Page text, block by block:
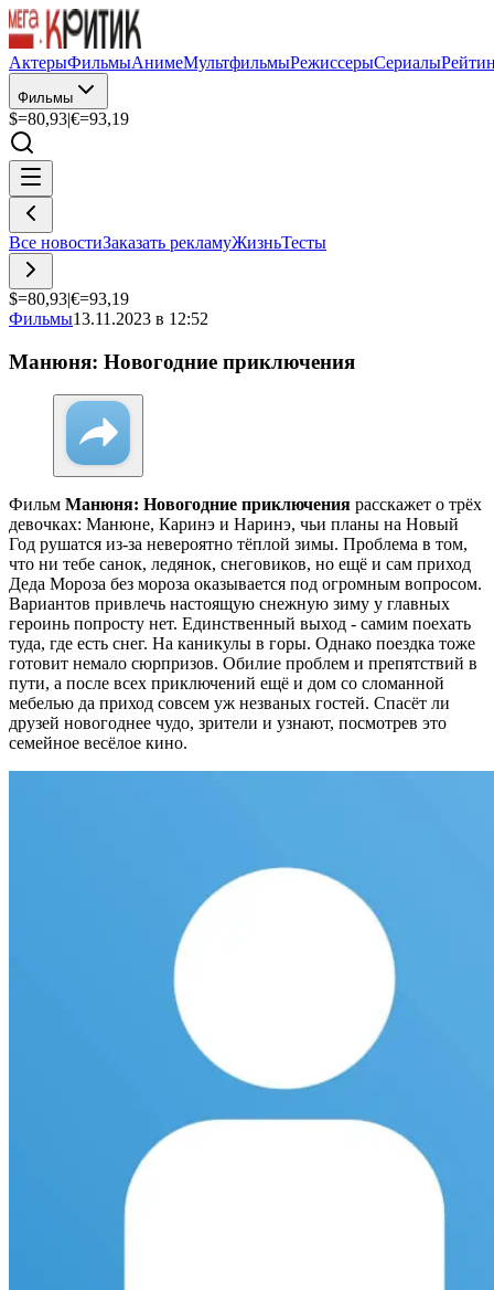
АктерыФильмыАнимеМультфильмыРежиссерыСериалы
Фильмы
$=80,93|€=93,19
Все новостиЗаказать рекламуЖизньТесты
$=80,93|€=93,19
Фильмы13.11.2023 в 12:52
Манюня: Новогодние приключения
Фильм Манюня: Новогодние приключения расскажет о трёх
девочках: Манюне, Каринэ и Наринэ, чьи планы на Новый
Год рушатся из-за невероятно тёплой зимы. Проблема в том,
что ни тебе санок, ледянок, снеговиков, но ещё и сам приход
Деда Мороза без мороза оказывается под огромным вопросом.
Вариантов привлечь настоящую снежную зиму у главных
героинь попросту нет. Единственный выход - самим поехать
туда, где есть снег. На каникулы в горы. Однако поездка тоже
готовит немало сюрпризов. Обилие проблем и препятствий в
пути, а после всех приключений ещё и дом со сломанной
мебелью да приход совсем уж незваных гостей. Спасёт ли
друзей новогоднее чудо, зрители и узнают, посмотрев это
семейное весёлое кино.